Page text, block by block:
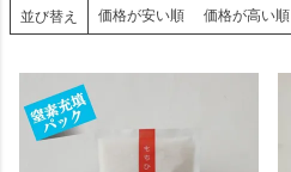
並び替え 価格が安い順 価格が高い順